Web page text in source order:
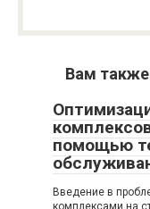
Вам
помощью
Введение в
комплексами на